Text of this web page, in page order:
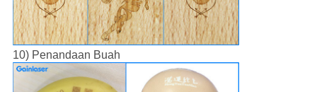
10) Penandaan Buah